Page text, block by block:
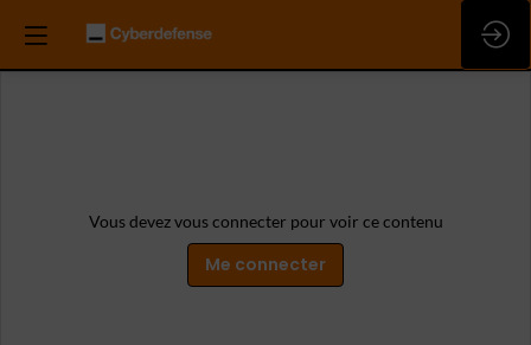
Vous devez vous connecter pour voir ce contenu
Me connecter